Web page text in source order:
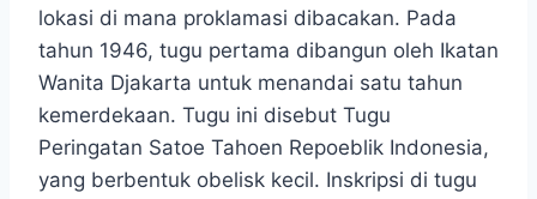
lokasi di mana proklamasi dibacakan. Pada
tahun 1946, tugu pertama dibangun oleh Ikatan
Wanita Djakarta untuk menandai satu tahun
kemerdekaan. Tugu ini disebut Tugu
Peringatan Satoe Tahoen Repoeblik Indonesia,
yang berbentuk obelisk kecil. Inskripsi di tugu